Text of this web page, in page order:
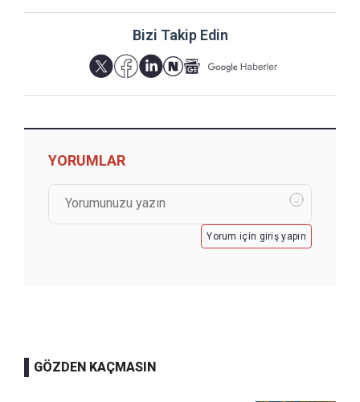
Bizi Takip Edin
YORUMLAR
Yorum için giriş yapın
GÖZDEN KAÇMASIN